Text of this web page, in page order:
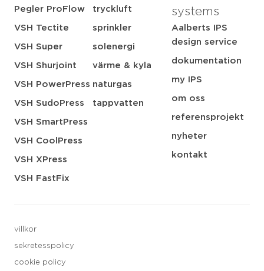
Pegler ProFlow
VSH Tectite
VSH Super
VSH Shurjoint
VSH PowerPress
VSH SudoPress
VSH SmartPress
VSH CoolPress
VSH XPress
VSH FastFix
tryckluft
sprinkler
solenergi
värme & kyla
naturgas
tappvatten
systems
Aalberts IPS
design service
dokumentation
my IPS
om oss
referensprojekt
nyheter
kontakt
villkor
sekretesspolicy
cookie policy